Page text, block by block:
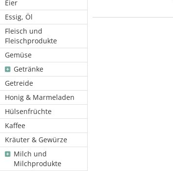
Eier
Essig, Öl
Fleisch und
Fleischprodukte
Gemüse
Getränke
Getreide
Honig & Marmeladen
Hülsenfrüchte
Kaffee
Kräuter & Gewürze
Milch und
Milchprodukte